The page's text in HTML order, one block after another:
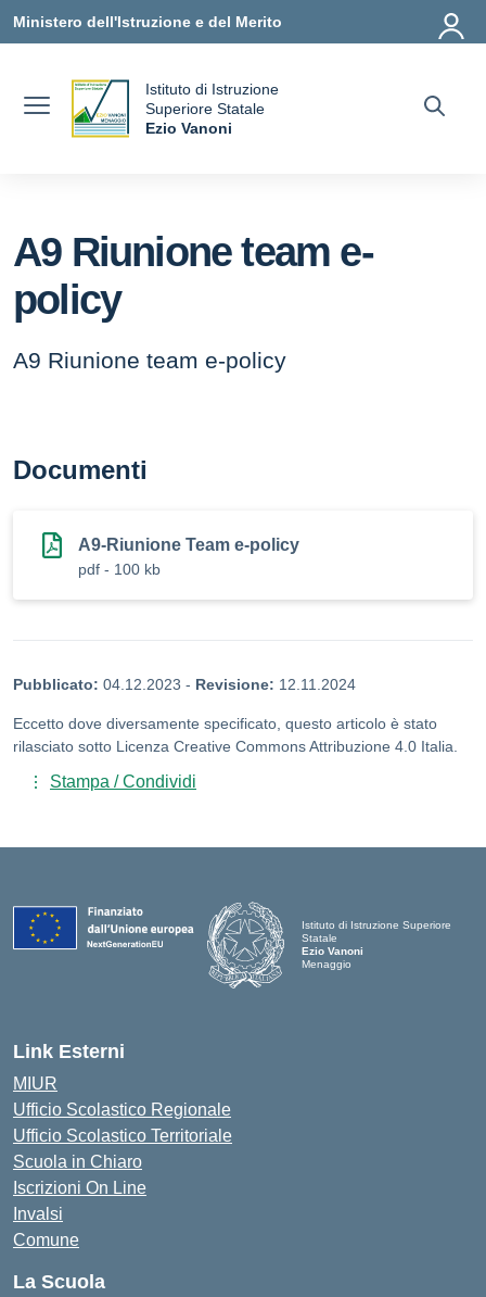
Ministero dell'Istruzione e del Merito
Istituto di Istruzione
Superiore Statale
Ezio Vanoni
A9 Riunione team e-
policy
A9 Riunione team e-policy
Documenti
A9-Riunione Team e-policy
pdf - 100 kb
Pubblicato: 04.12.2023 - Revisione: 12.11.2024
Eccetto dove diversamente specificato, questo articolo è stato
rilasciato sotto Licenza Creative Commons Attribuzione 4.0 Italia.
Stampa / Condividi
Istituto di Istruzione Superiore
Statale
Ezio Vanoni
Menaggio
Link Esterni
MIUR
Ufficio Scolastico Regionale
Ufficio Scolastico Territoriale
Scuola in Chiaro
Iscrizioni On Line
Invalsi
Comune
La Scuola